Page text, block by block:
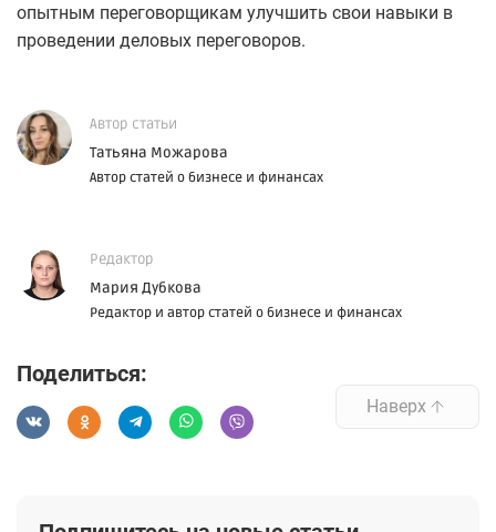
опытным переговорщикам улучшить свои навыки в
проведении деловых переговоров.
Автор статьи
Татьяна Можарова
Автор статей о бизнесе и финансах
Редактор
Мария Дубкова
Редактор и автор статей о бизнесе и финансах
Поделиться:
Наверх